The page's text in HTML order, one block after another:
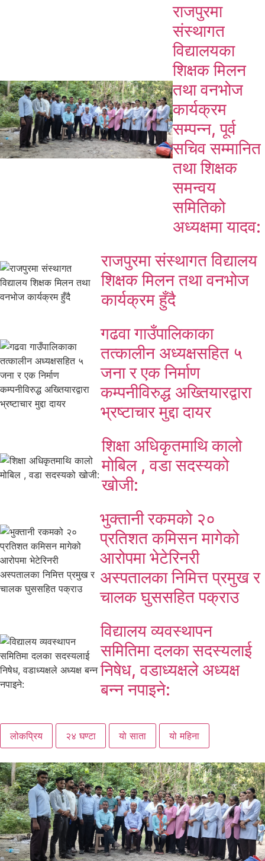
राजपुरमा
संस्थागत
विद्यालयका
शिक्षक मिलन
तथा वनभोज
कार्यक्रम
सम्पन्न, पूर्व
सचिव सम्मानित
तथा शिक्षक
समन्वय
समितिको
अध्यक्षमा यादव:
राजपुरमा संस्थागत विद्यालय
शिक्षक मिलन तथा वनभोज
कार्यक्रम हुँदै
गढवा गाउँपालिकाका
तत्कालीन अध्यक्षसहित ५
जना र एक निर्माण
कम्पनीविरुद्ध अख्तियारद्वारा
भ्रष्टाचार मुद्दा दायर
शिक्षा अधिकृतमाथि कालो
मोबिल , वडा सदस्यको
खोजी:
भुक्तानी रकमको २०
प्रतिशत कमिसन मागेको
आरोपमा भेटेरिनरी
अस्पतालका निमित्त प्रमुख र
चालक घुससहित पक्राउ
विद्यालय व्यवस्थापन
समितिमा दलका सदस्यलाई
निषेध, वडाध्यक्षले अध्यक्ष
बन्न नपाइने:
लोकप्रिय २४ घण्टा यो साता यो महिना